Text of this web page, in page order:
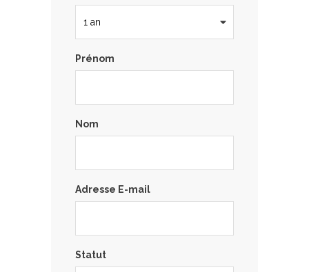
Prénom
Nom
Adresse E-mail
Statut